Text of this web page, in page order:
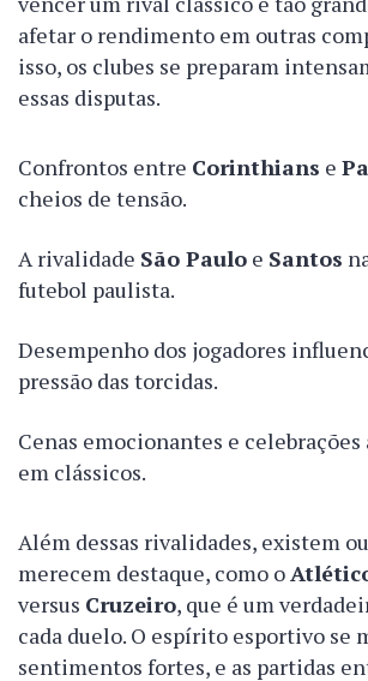
afetar o rendimento em outras
isso, os clubes se preparam
essas disputas.
Confrontos entre Corinthians e
cheios de tensão.
A rivalidade São Paulo e Santos
futebol paulista.
Desempenho dos jogadores
pressão das torcidas.
Cenas emocionantes e
em clássicos.
Além dessas rivalidades, existem
merecem destaque, como o
versus Cruzeiro, que é um
cada duelo. O espírito esportivo se
sentimentos fortes, e as partidas